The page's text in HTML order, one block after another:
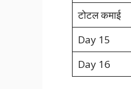
टोटल कमाई
Day 15
Day 16